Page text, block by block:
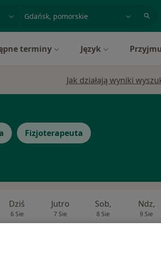
nazwiskomiasto lub dzielnica
terminy Język
Jak działają wyniki
Fizjoterapeuta
Dziś
6 Sie
Jutro
7 Sie
Sob,
8 Sie
Ndz,
9 Sie